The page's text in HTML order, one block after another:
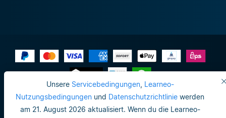
Unsere Servicebedingungen, Learneo-
Nutzungsbedingungen und Datenschutzrichtlinie werden
am 21. August 2026 aktualisiert. Wenn du die Learneo-
Impressum
Do not sell or share my personal info